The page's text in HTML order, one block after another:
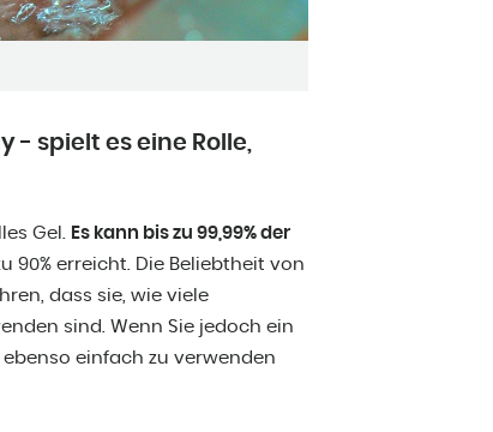
- spielt es eine Rolle,
Gel.
Es kann bis zu 99,99% der
90% erreicht. Die Beliebtheit von
dass sie, wie viele
sind. Wenn Sie jedoch ein
einfach zu verwenden